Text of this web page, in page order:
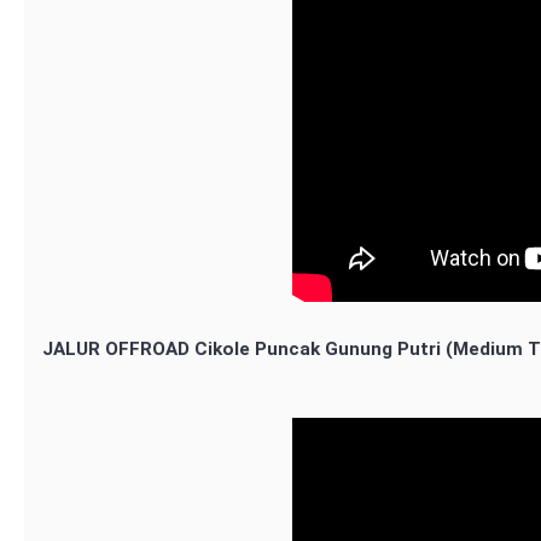
JALUR OFFROAD Cikole Puncak Gunung Putri (Medium